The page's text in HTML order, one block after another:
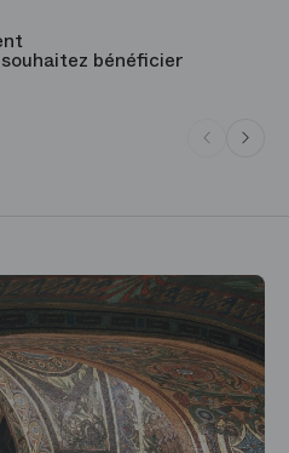
bénéficier